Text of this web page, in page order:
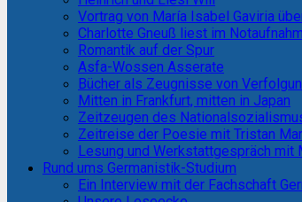
Vortrag von María Isabel Gaviria
Charlotte Gneuß liest im
Romantik auf der Spur
Asfa-Wossen Asserate
Bücher als Zeugnisse von
Mitten in Frankfurt, mitten in Japan
Zeitzeugen des
Zeitreise der Poesie mit Tristan
Lesung und Werkstattgespräch mit
Rund ums Germanistik-Studium
Ein Interview mit der Fachschaft